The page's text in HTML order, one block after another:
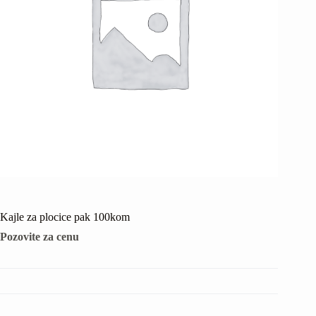
Kajle za plocice pak 100kom
Pozovite za cenu